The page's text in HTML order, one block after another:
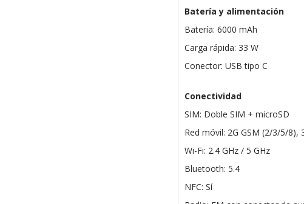
Batería y alimentación
Batería: 6000 mAh
Carga rápida: 33 W
Conector: USB tipo C
Conectividad
SIM: Doble SIM + microSD
Red móvil: 2G GSM (2/3/5/
Wi-Fi: 2.4 GHz / 5 GHz
Bluetooth: 5.4
NFC: Sí